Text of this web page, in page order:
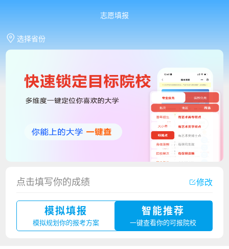
志愿填报
选择省份
点击填写你的成绩 修改
模拟填报
模拟规划你的报考方案
智能推荐
一键查看你的可报院校
厦门大学嘉庚学院2023年艺术类招生简章